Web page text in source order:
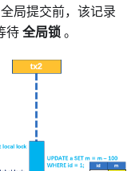
局提交前，该记录
待全局锁。